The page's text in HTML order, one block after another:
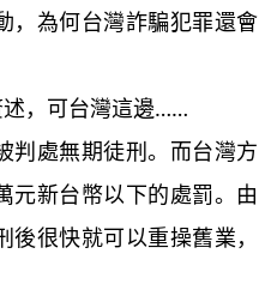
為何台灣詐騙犯罪還會
，可台灣這邊……
處無期徒刑。而台灣方
元新台幣以下的處罰。由
很快就可以重操舊業，